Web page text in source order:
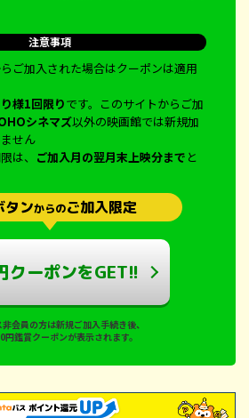
注意事項
ご加入された場合はクーポンは適用
様1回限りです。このサイトからご加
シネマズ以外の映画館では新規加
せん
は、 ご加入月の翌月末上映分まで と
タンからのご加入限定
クーポンをGET!!
会員の方は新規ご加入手続き後、
円鑑賞クーポンが表示されます。